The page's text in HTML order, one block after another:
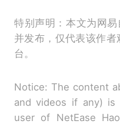
特别声明：本文为网
并发布，仅代表该作
台。
Notice: The content
and videos if any) is
user of NetEase